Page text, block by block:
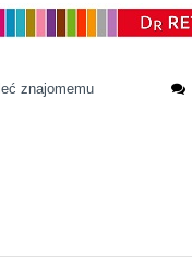
znajomemu